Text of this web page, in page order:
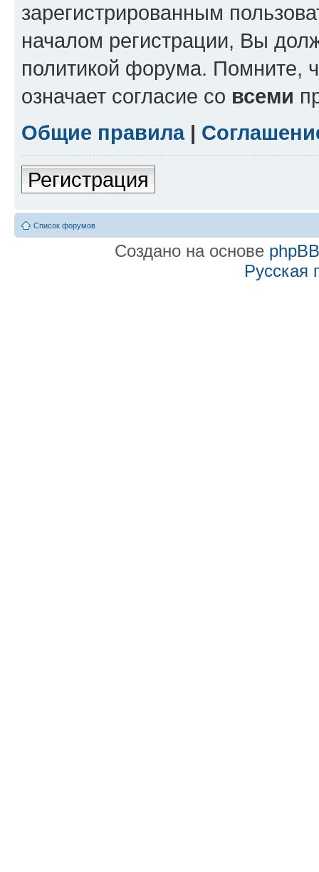
зарегистрированным
началом регистрации, Вы
политикой форума. Помните,
означает согласие со всеми
Общие правила|
Регистрация
Список форумов
Создано на основе phpBB
Русская